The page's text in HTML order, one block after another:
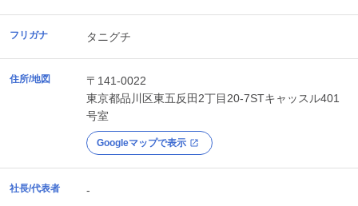
フリガナ タニグチ
住所/地図
〒141-0022
東京都品川区東五反田2丁目20-7STキャッスル401
号室
Googleマップで表示
社長/代表者 -